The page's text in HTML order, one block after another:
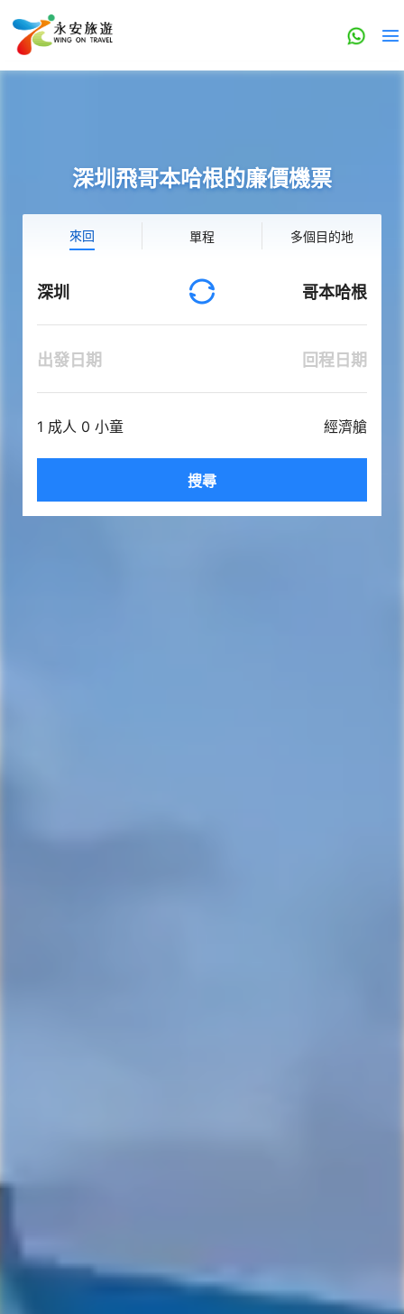
深圳飛哥本哈根的廉價機票
來回 單程 多個目的地
深圳 哥本哈根
出發日期 回程日期
1 成人 0 小童 經濟艙
搜尋